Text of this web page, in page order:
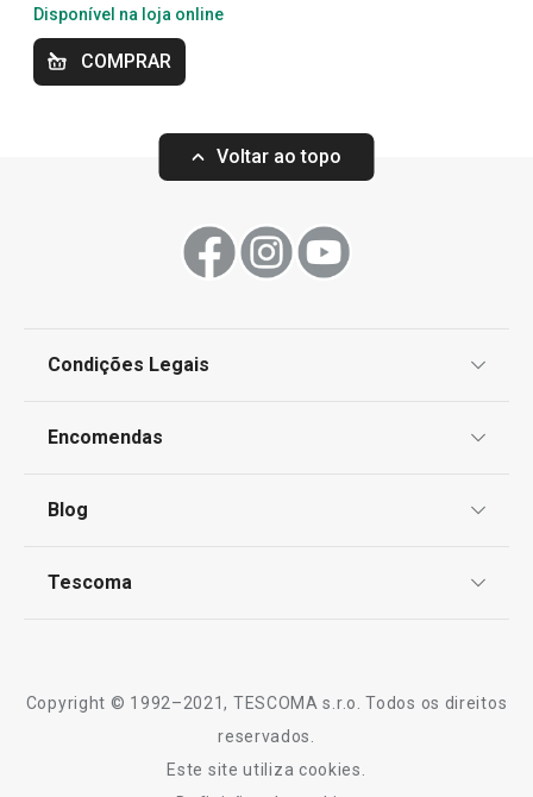
Portes grátis
Disponível na loja online
Disponível na loja online
COMPRAR
Voltar ao topo
Condições Legais
Livro de Reclamações
Encomendas
Perguntas Frequentes
Blog
Tescoma
Copyright © 1992–2021, TESCOMA s.r.o. Todos os direitos
reservados.
Este site utiliza cookies.